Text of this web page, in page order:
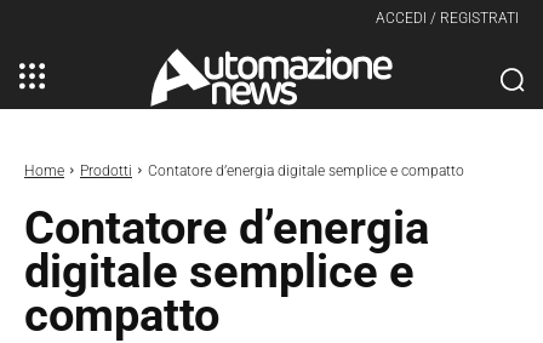
ACCEDI / REGISTRATI
Home Prodotti Contatore d’energia digitale semplice e compatto
Contatore d’energia
digitale semplice e
compatto